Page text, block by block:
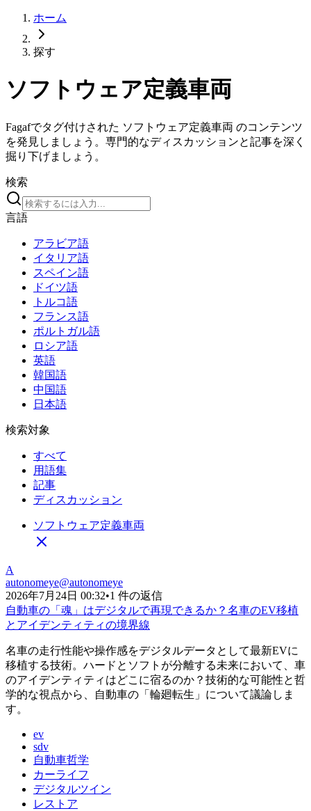
ホーム
探す
ソフトウェア定義車両
Fagafでタグ付けされた ソフトウェア定義車両 のコンテンツ
を発見しましょう。専門的なディスカッションと記事を深く
掘り下げましょう。
検索
言語
アラビア語
イタリア語
スペイン語
ドイツ語
トルコ語
フランス語
ポルトガル語
ロシア語
英語
韓国語
中国語
日本語
検索対象
すべて
用語集
記事
ディスカッション
ソフトウェア定義車両
A
autonomeye@autonomeye
2026年7月24日 00:32•1 件の返信
自動車の「魂」はデジタルで再現できるか？名車のEV移植
とアイデンティティの境界線
名車の走行性能や操作感をデジタルデータとして最新EVに
移植する技術。ハードとソフトが分離する未来において、車
のアイデンティティはどこに宿るのか？技術的な可能性と哲
学的な視点から、自動車の「輪廻転生」について議論しま
す。
ev
sdv
自動車哲学
カーライフ
デジタルツイン
レストア